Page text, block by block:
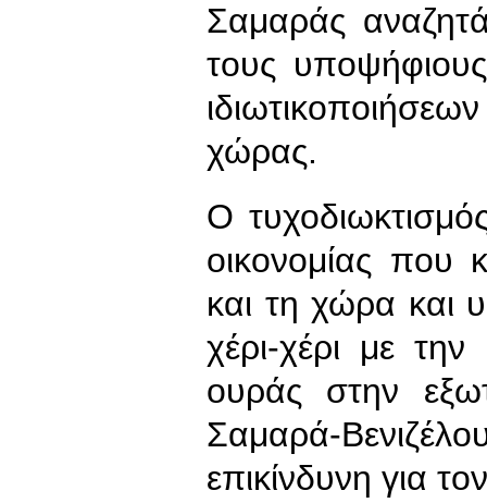
Σαμαράς
τους
χώρας.
Ο
οικονομίας που
και τη χώρα και
χέρι-χέρι με την
ουράς στην
Σαμαρά-
επικίνδυνη για